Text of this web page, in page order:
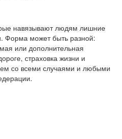
навязывают людям лишние
Форма может быть разной:
или дополнительная
страховка жизни и
со всеми случаями и любыми